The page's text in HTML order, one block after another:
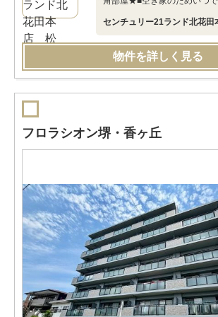
センチュリー21ランド北花
物件を詳しく見る
フロラシオン堺・香ヶ丘